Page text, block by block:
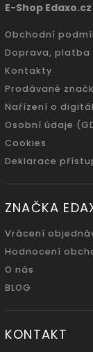
E-Shop Edaxo.cz
Obchodní
Doprava, platba
Kontakty
Prodávané
Nařízení o
Osobní údaje
Cookies
Deklarace
ZNAČKA
Vrácení
Hodnocení
O nás
BLOG
KONTAKT